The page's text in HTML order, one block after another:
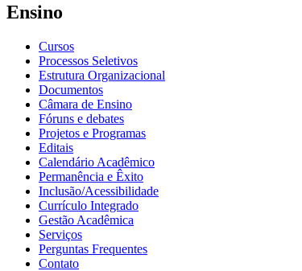
Ensino
Cursos
Processos Seletivos
Estrutura Organizacional
Documentos
Câmara de Ensino
Fóruns e debates
Projetos e Programas
Editais
Calendário Acadêmico
Permanência e Êxito
Inclusão/Acessibilidade
Currículo Integrado
Gestão Acadêmica
Serviços
Perguntas Frequentes
Contato